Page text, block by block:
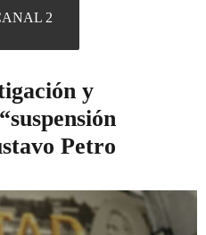
2
y
Petro